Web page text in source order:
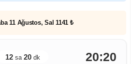
11 Ağustos, Sal 1141 ₺
12 sa 20 dk 20:20